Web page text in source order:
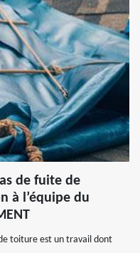
de fuite de
à l’équipe du
toiture est un travail dont